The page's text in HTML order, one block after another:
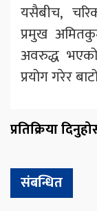
यसैबीच,
प्रमुख
अवरुद्ध
प्रयोग गरेर
प्रतिक्रिया
संबन्धित